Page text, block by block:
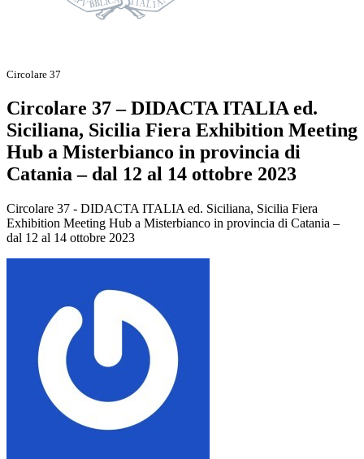
Circolare 37
Circolare 37 – DIDACTA ITALIA ed.
Siciliana, Sicilia Fiera Exhibition Meeting
Hub a Misterbianco in provincia di
Catania – dal 12 al 14 ottobre 2023
Circolare 37 - DIDACTA ITALIA ed. Siciliana, Sicilia Fiera
Exhibition Meeting Hub a Misterbianco in provincia di Catania –
dal 12 al 14 ottobre 2023